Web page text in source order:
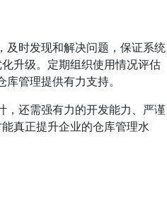
及时发现和解决问题，保证系统
升级。定期组织使用情况评估
管理提供有力支持。
，还需强有力的开发能力、严谨
真正提升企业的仓库管理水